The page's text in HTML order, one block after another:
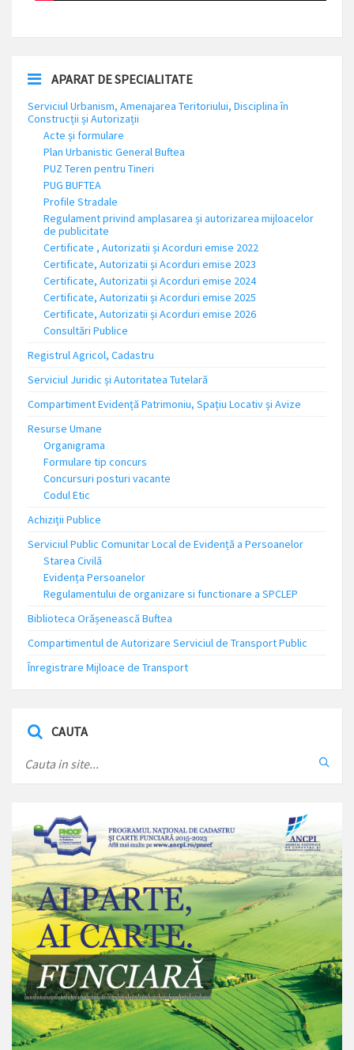
APARAT DE SPECIALITATE
Serviciul Urbanism, Amenajarea Teritoriului, Disciplina în
Construcții și Autorizații
Acte și formulare
Plan Urbanistic General Buftea
PUZ Teren pentru Tineri
PUG BUFTEA
Profile Stradale
Regulament privind amplasarea și autorizarea mijloacelor
de publicitate
Certificate , Autorizatii și Acorduri emise 2022
Certificate, Autorizatii și Acorduri emise 2023
Certificate, Autorizatii și Acorduri emise 2024
Certificate, Autorizatii și Acorduri emise 2025
Certificate, Autorizatii și Acorduri emise 2026
Consultări Publice
Registrul Agricol, Cadastru
Serviciul Juridic și Autoritatea Tutelară
Compartiment Evidență Patrimoniu, Spațiu Locativ și Avize
Resurse Umane
Organigrama
Formulare tip concurs
Concursuri posturi vacante
Codul Etic
Achiziții Publice
Serviciul Public Comunitar Local de Evidență a Persoanelor
Starea Civilă
Evidența Persoanelor
Regulamentului de organizare si functionare a SPCLEP
Biblioteca Orășenească Buftea
Compartimentul de Autorizare Serviciul de Transport Public
Înregistrare Mijloace de Transport
CAUTA